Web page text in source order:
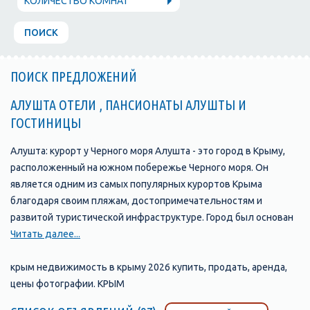
ПОИСК
ПОИСК ПРЕДЛОЖЕНИЙ
АЛУШТА ОТЕЛИ , ПАНСИОНАТЫ АЛУШТЫ И
ГОСТИНИЦЫ
Алушта: курорт у Черного моря Алушта - это город в Крыму,
расположенный на южном побережье Черного моря. Он
является одним из самых популярных курортов Крыма
благодаря своим пляжам, достопримечательностям и
развитой туристической инфраструктуре. Город был основан
в 1837 году и с тех пор стал одним из главных туристических
пансионатов, санаториев и гостевых домов, которые
предлагают своим гостям комфортабельные номера и
широкий выбор услуг. Одной из главных
Читать далее...
крым недвижимость в крыму 2026 купить, продать, аренда,
цены фотографии. КРЫМ